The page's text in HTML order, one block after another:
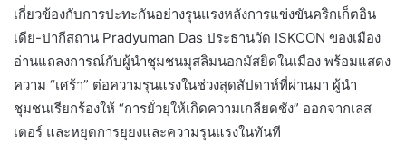
เกี่ยวข้องกับการปะทะกันอย่างรุนแรงหลังการแข่งขันคริกเก็ตอิน
เดีย-ปากีสถาน Pradyuman Das ประธานวัด ISKCON ของเมือง
อ่านแถลงการณ์กับผู้นำชุมชนมุสลิมนอกมัสยิดในเมือง พร้อมแสดง
ความ “เศร้า” ต่อความรุนแรงในช่วงสุดสัปดาห์ที่ผ่านมา ผู้นำ
ชุมชนเรียกร้องให้ “การยั่วยุให้เกิดความเกลียดชัง” ออกจากเลส
เตอร์ และหยุดการยุยงและความรุนแรงในทันที